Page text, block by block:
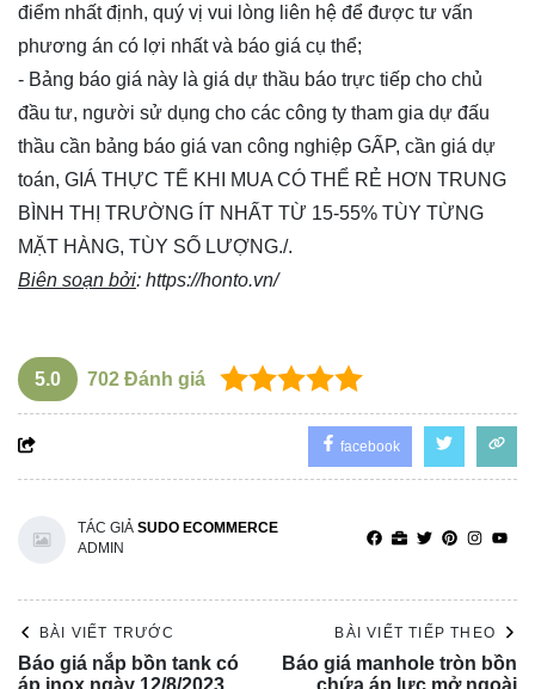
điểm nhất định, quý vị vui lòng liên hệ để được tư vấn
phương án có lợi nhất và báo giá cụ thể;
- Bảng báo giá này là giá dự thầu báo trực tiếp cho chủ
đầu tư, người sử dụng cho các công ty tham gia dự đấu
thầu cần bảng báo giá van công nghiệp GẤP, cần giá dự
toán, GIÁ THỰC TẾ KHI MUA CÓ THỂ RẺ HƠN TRUNG
BÌNH THỊ TRƯỜNG ÍT NHẤT TỪ 15-55% TÙY TỪNG
MẶT HÀNG, TÙY SỐ LƯỢNG./.
Biên soạn bởi: https://honto.vn/
5.0 702 Đánh giá
facebook
TÁC GIẢ SUDO ECOMMERCE
ADMIN
BÀI VIẾT TRƯỚC
Báo giá nắp bồn tank có
áp inox ngày 12/8/2023
BÀI VIẾT TIẾP THEO
Báo giá manhole tròn bồn
chứa áp lực mở ngoài